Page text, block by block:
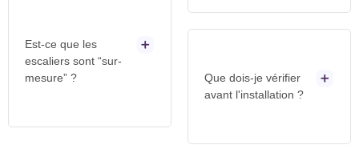
Est-ce que les
escaliers sont “sur-
mesure” ?
Que dois-je vérifier
avant l'installation ?